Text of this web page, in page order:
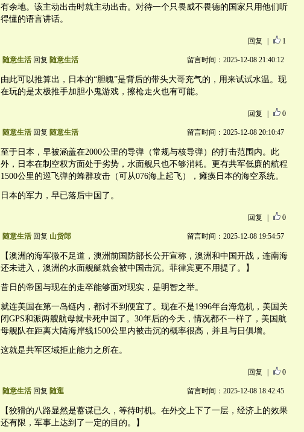
有余地。该主动出击时就主动出击。对待一个只畏威不畏德的国家只用他们听
得懂的语言讲话。
回复 1
随意生活回复 随意生活 留言时间：2025-12-08 21:40:12
由此可以推算出，日本的“胆魄”是背后的带头大哥充气的，用来试试水温。现
在玩的是太极推手加胆小鬼游戏，擦枪走火也有可能。
回复 0
随意生活回复 随意生活 留言时间：2025-12-08 20:10:47
至于日本，早被涵盖在2000公里的导弹（常规与核导弹）的打击范围内。此
外，日本在制空权方面处于劣势，水面舰只也不够消耗。更有共军低廉的航程
1500公里的巡飞弹的蜂群攻击（可从076海上起飞），瘫痪日本的海空系统。
日本的军力，早已落后中国了。
回复 0
随意生活回复 山货郎 留言时间：2025-12-08 19:54:57
【澳洲的海军微不足道，澳洲前国防部长公开宣称，澳洲和中国开战，连南海
还未进入，澳洲的水面舰艇就会被中国击沉。菲律宾更不用提了。】
昔日的帝国与现在的走卒能够面对现实，是明智之举。
就连美国在第一岛链内，都讨不到便宜了。现在不是1996年台海危机，美国关
闭GPS和派两艘航母就卡死中国了。30年后的今天，情况都不一样了，美国航
母舰队在距离大陆海岸线1500公里内被击沉的概率很高，并且与日俱增。
这就是共军区域拒止能力之所在。
回复 0
随意生活回复 随逛 留言时间：2025-12-08 18:42:45
【狡猾的八路显然是蓄谋已久，等待时机。在外交上下了一层，经济上的效果
还有限，军事上达到了一定的目的。】